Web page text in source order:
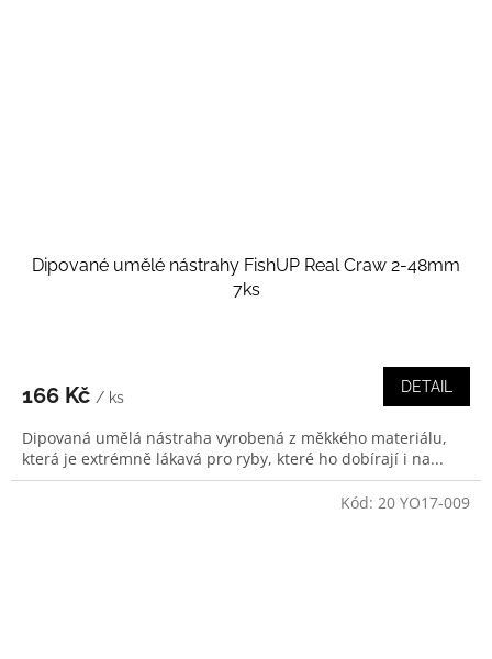
Dipované umělé nástrahy FishUP Real Craw 2-48mm
7ks
166 Kč / ks
DETAIL
Dipovaná umělá nástraha vyrobená z měkkého materiálu,
která je extrémně lákavá pro ryby, které ho dobírají i na...
Kód: 20 YO17-009